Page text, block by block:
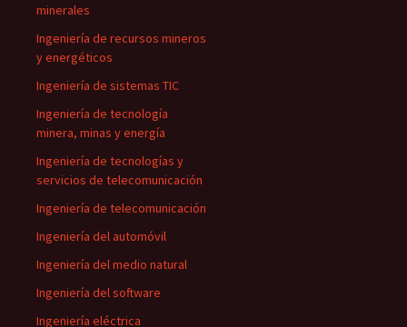
minerales
Ingeniería de recursos mineros
y energéticos
Ingeniería de sistemas TIC
Ingeniería de tecnología
minera, minas y energía
Ingeniería de tecnologías y
servicios de telecomunicación
Ingeniería de telecomunicación
Ingeniería del automóvil
Ingeniería del medio natural
Ingeniería del software
Ingeniería eléctrica